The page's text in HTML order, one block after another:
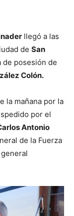
llegó a las
de San
de posesión de
Colón.
la mañana por la
por el
Antonio
de la Fuerza